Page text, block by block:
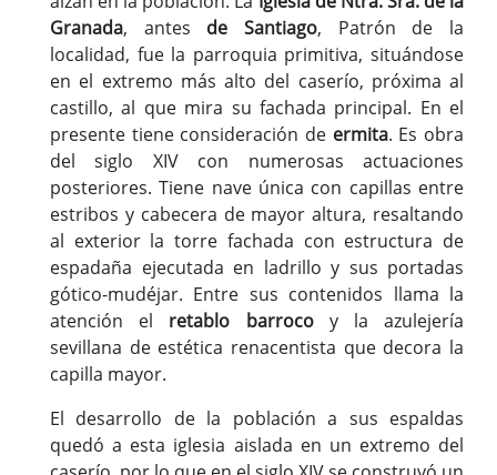
Granada, antes de Santiago, Patrón de la
localidad, fue la parroquia primitiva, situándose
en el extremo más alto del caserío, próxima al
castillo, al que mira su fachada principal. En el
presente tiene consideración de ermita. Es obra
del siglo XIV con numerosas actuaciones
posteriores. Tiene nave única con capillas entre
estribos y cabecera de mayor altura, resaltando
al exterior la torre fachada con estructura de
espadaña ejecutada en ladrillo y sus portadas
gótico-mudéjar. Entre sus contenidos llama la
atención el retablo barrocoy la azulejería
sevillana de estética renacentista que decora la
capilla mayor.
El desarrollo de la población a sus espaldas
quedó a esta iglesia aislada en un extremo del